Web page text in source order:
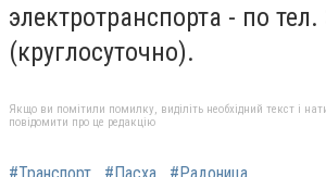
электротранспорта - по тел.
(круглосуточно).
Якщо ви помітили помилку, виділіть необхідний текст і
повідомити про це редакцію